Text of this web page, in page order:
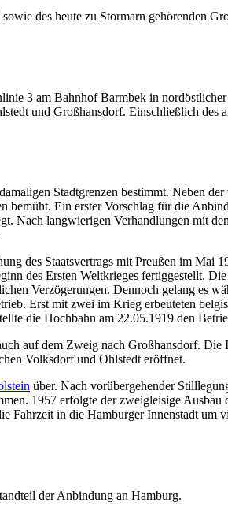
des heute zu Stormarn gehörenden
3 am Bahnhof Barmbek in
und Großhansdorf. Einschließlich des
Stadtgrenzen bestimmt. Neben
bemüht. Ein erster Vorschlag für die
Nach langwierigen Verhandlungen mit
des Staatsvertrags mit Preußen im Mai
des Ersten Weltkrieges fertiggestellt.
Verzögerungen. Dennoch gelang es
Erst mit zwei im Krieg erbeuteten
die Hochbahn am 22.05.1919 den
auf dem Zweig nach Großhansdorf. Die
Volksdorf und Ohlstedt eröffnet.
über. Nach vorübergehender
1957 erfolgte der zweigleisige
Fahrzeit in die Hamburger Innenstadt um
der Anbindung an Hamburg.